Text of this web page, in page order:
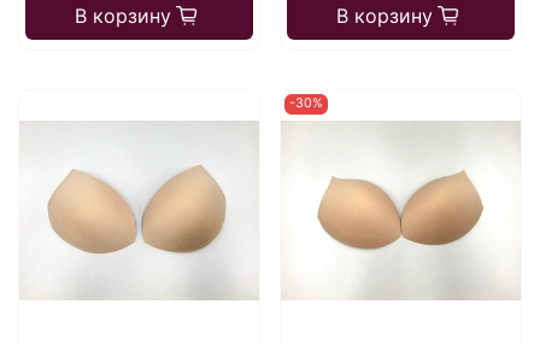
В корзину В корзину
-30%